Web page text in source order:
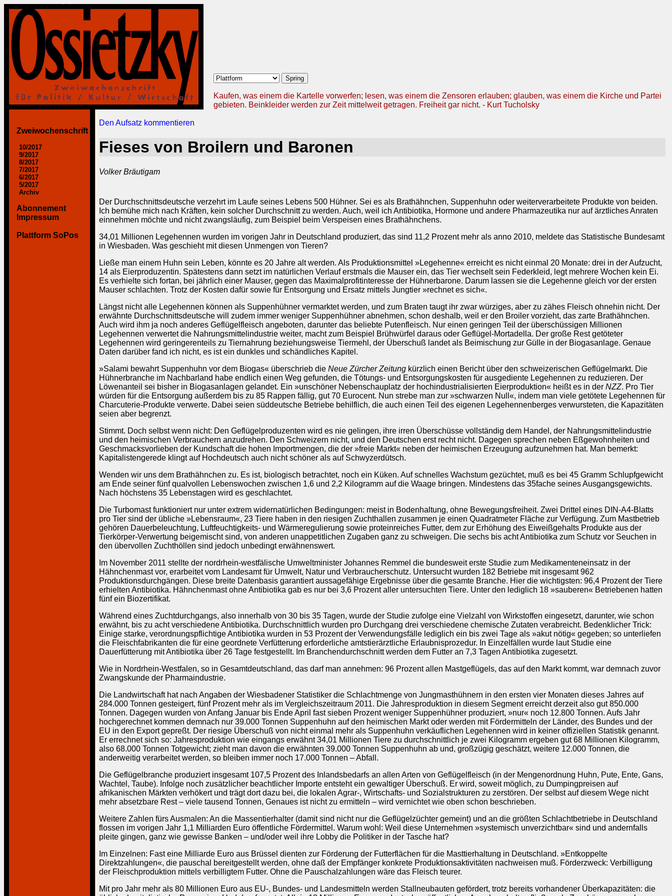
Kaufen, was einem die Kartelle vorwerfen; lesen, was einem die Zensoren erlauben; glauben, was einem die Kirche und Partei
gebieten. Beinkleider werden zur Zeit mittelweit getragen. Freiheit gar nicht. - Kurt Tucholsky
Zweiwochenschrift
10/2017
9/2017
8/2017
7/2017
6/2017
5/2017
Archiv
Abonnement
Impressum
Plattform SoPos
Den Aufsatz kommentieren
Fieses von Broilern und Baronen
Volker Bräutigam
Der Durchschnittsdeutsche verzehrt im Laufe seines Lebens 500 Hühner. Sei es als Brathähnchen, Suppenhuhn oder weiterverarbeitete Produkte von beiden.
Ich bemühe mich nach Kräften, kein solcher Durchschnitt zu werden. Auch, weil ich Antibiotika, Hormone und andere Pharmazeutika nur auf ärztliches Anraten
einnehmen möchte und nicht zwangsläufig, zum Beispiel beim Verspeisen eines Brathähnchens.
34,01 Millionen Legehennen wurden im vorigen Jahr in Deutschland produziert, das sind 11,2 Prozent mehr als anno 2010, meldete das Statistische Bundesamt
in Wiesbaden. Was geschieht mit diesen Unmengen von Tieren?
Ließe man einem Huhn sein Leben, könnte es 20 Jahre alt werden. Als Produktionsmittel »Legehenne« erreicht es nicht einmal 20 Monate: drei in der Aufzucht,
14 als Eierproduzentin. Spätestens dann setzt im natürlichen Verlauf erstmals die Mauser ein, das Tier wechselt sein Federkleid, legt mehrere Wochen kein Ei.
Es verhielte sich fortan, bei jährlich einer Mauser, gegen das Maximalprofitinteresse der Hühnerbarone. Darum lassen sie die Legehenne gleich vor der ersten
Mauser schlachten. Trotz der Kosten dafür sowie für Entsorgung und Ersatz mittels Jungtier »rechnet es sich«.
Längst nicht alle Legehennen können als Suppenhühner vermarktet werden, und zum Braten taugt ihr zwar würziges, aber zu zähes Fleisch ohnehin nicht. Der
erwähnte Durchschnittsdeutsche will zudem immer weniger Suppenhühner abnehmen, schon deshalb, weil er den Broiler vorzieht, das zarte Brathähnchen.
Auch wird ihm ja noch anderes Geflügelfleisch angeboten, darunter das beliebte Putenfleisch. Nur einen geringen Teil der überschüssigen Millionen
Legehennen verwertet die Nahrungsmittelindustrie weiter, macht zum Beispiel Brühwürfel daraus oder Geflügel-Mortadella. Der große Rest getöteter
Legehennen wird geringerenteils zu Tiernahrung beziehungsweise Tiermehl, der Überschuß landet als Beimischung zur Gülle in der Biogasanlage. Genaue
Daten darüber fand ich nicht, es ist ein dunkles und schändliches Kapitel.
»Salami bewahrt Suppenhuhn vor dem Biogas« überschrieb die Neue Zürcher Zeitung kürzlich einen Bericht über den schweizerischen Geflügelmarkt. Die
Hühnerbranche im Nachbarland habe endlich einen Weg gefunden, die Tötungs- und Entsorgungskosten für ausgediente Legehennen zu reduzieren. Der
Löwenanteil sei bisher in Biogasanlagen gelandet. Ein »unschöner Nebenschauplatz der hochindustrialisierten Eierproduktion« heißt es in der NZZ. Pro Tier
würden für die Entsorgung außerdem bis zu 85 Rappen fällig, gut 70 Eurocent. Nun strebe man zur »schwarzen Null«, indem man viele getötete Legehennen für
Charcuterie-Produkte verwerte. Dabei seien süddeutsche Betriebe behilflich, die auch einen Teil des eigenen Legehennenberges verwursteten, die Kapazitäten
seien aber begrenzt.
Stimmt. Doch selbst wenn nicht: Den Geflügelproduzenten wird es nie gelingen, ihre irren Überschüsse vollständig dem Handel, der Nahrungsmittelindustrie
und den heimischen Verbrauchern anzudrehen. Den Schweizern nicht, und den Deutschen erst recht nicht. Dagegen sprechen neben Eßgewohnheiten und
Geschmacksvorlieben der Kundschaft die hohen Importmengen, die der »freie Markt« neben der heimischen Erzeugung aufzunehmen hat. Man bemerkt:
Kapitalistengerede klingt auf Hochdeutsch auch nicht schöner als auf Schwyzerdütsch.
Wenden wir uns dem Brathähnchen zu. Es ist, biologisch betrachtet, noch ein Küken. Auf schnelles Wachstum gezüchtet, muß es bei 45 Gramm Schlupfgewicht
am Ende seiner fünf qualvollen Lebenswochen zwischen 1,6 und 2,2 Kilogramm auf die Waage bringen. Mindestens das 35fache seines Ausgangsgewichts.
Nach höchstens 35 Lebenstagen wird es geschlachtet.
Die Turbomast funktioniert nur unter extrem widernatürlichen Bedingungen: meist in Bodenhaltung, ohne Bewegungsfreiheit. Zwei Drittel eines DIN-A4-Blatts
pro Tier sind der übliche »Lebensraum«, 23 Tiere haben in den riesigen Zuchthallen zusammen je einen Quadratmeter Fläche zur Verfügung. Zum Mastbetrieb
gehören Dauerbeleuchtung, Luftfeuchtigkeits- und Wärmeregulierung sowie proteinreiches Futter, dem zur Erhöhung des Eiweißgehalts Produkte aus der
Tierkörper-Verwertung beigemischt sind, von anderen unappetitlichen Zugaben ganz zu schweigen. Die sechs bis acht Antibiotika zum Schutz vor Seuchen in
den übervollen Zuchthöllen sind jedoch unbedingt erwähnenswert.
Im November 2011 stellte der nordrhein-westfälische Umweltminister Johannes Remmel die bundesweit erste Studie zum Medikamenteneinsatz in der
Hähnchenmast vor, erarbeitet vom Landesamt für Umwelt, Natur und Verbraucherschutz. Untersucht wurden 182 Betriebe mit insgesamt 962
Produktionsdurchgängen. Diese breite Datenbasis garantiert aussagefähige Ergebnisse über die gesamte Branche. Hier die wichtigsten: 96,4 Prozent der Tiere
erhielten Antibiotika. Hähnchenmast ohne Antibiotika gab es nur bei 3,6 Prozent aller untersuchten Tiere. Unter den lediglich 18 »sauberen« Betriebenen hatten
fünf ein Biozertifikat.
Während eines Zuchtdurchgangs, also innerhalb von 30 bis 35 Tagen, wurde der Studie zufolge eine Vielzahl von Wirkstoffen eingesetzt, darunter, wie schon
erwähnt, bis zu acht verschiedene Antibiotika. Durchschnittlich wurden pro Durchgang drei verschiedene chemische Zutaten verabreicht. Bedenklicher Trick:
Einige starke, verordnungspflichtige Antibiotika wurden in 53 Prozent der Verwendungsfälle lediglich ein bis zwei Tage als »akut nötig« gegeben; so unterliefen
die Fleischfabrikanten die für eine geordnete Verfütterung erforderliche amtstierärztliche Erlaubnisprozedur. In Einzelfällen wurde laut Studie eine
Dauerfütterung mit Antibiotika über 26 Tage festgestellt. Im Branchendurchschnitt werden dem Futter an 7,3 Tagen Antibiotika zugesetzt.
Wie in Nordrhein-Westfalen, so in Gesamtdeutschland, das darf man annehmen: 96 Prozent allen Mastgeflügels, das auf den Markt kommt, war demnach zuvor
Zwangskunde der Pharmaindustrie.
Die Landwirtschaft hat nach Angaben der Wiesbadener Statistiker die Schlachtmenge von Jungmasthühnern in den ersten vier Monaten dieses Jahres auf
284.000 Tonnen gesteigert, fünf Prozent mehr als im Vergleichszeitraum 2011. Die Jahresproduktion in diesem Segment erreicht derzeit also gut 850.000
Tonnen. Dagegen wurden von Anfang Januar bis Ende April fast sieben Prozent weniger Suppenhühner produziert, »nur« noch 12.800 Tonnen. Aufs Jahr
hochgerechnet kommen demnach nur 39.000 Tonnen Suppenhuhn auf den heimischen Markt oder werden mit Fördermitteln der Länder, des Bundes und der
EU in den Export gepreßt. Der riesige Überschuß von nicht einmal mehr als Suppenhuhn verkäuflichen Legehennen wird in keiner offiziellen Statistik genannt.
Er errechnet sich so: Jahresproduktion wie eingangs erwähnt 34,01 Millionen Tiere zu durchschnittlich je zwei Kilogramm ergeben gut 68 Millionen Kilogramm,
also 68.000 Tonnen Totgewicht; zieht man davon die erwähnten 39.000 Tonnen Suppenhuhn ab und, großzügig geschätzt, weitere 12.000 Tonnen, die
anderweitig verarbeitet werden, so bleiben immer noch 17.000 Tonnen – Abfall.
Die Geflügelbranche produziert insgesamt 107,5 Prozent des Inlandsbedarfs an allen Arten von Geflügelfleisch (in der Mengenordnung Huhn, Pute, Ente, Gans,
Wachtel, Taube). Infolge noch zusätzlicher beachtlicher Importe entsteht ein gewaltiger Überschuß. Er wird, soweit möglich, zu Dumpingpreisen auf
afrikanischen Märkten verhökert und trägt dort dazu bei, die lokalen Agrar-, Wirtschafts- und Sozialstrukturen zu zerstören. Der selbst auf diesem Wege nicht
mehr absetzbare Rest – viele tausend Tonnen, Genaues ist nicht zu ermitteln – wird vernichtet wie oben schon beschrieben.
Weitere Zahlen fürs Ausmalen: An die Massentierhalter (damit sind nicht nur die Geflügelzüchter gemeint) und an die größten Schlachtbetriebe in Deutschland
flossen im vorigen Jahr 1,1 Milliarden Euro öffentliche Fördermittel. Warum wohl: Weil diese Unternehmen »systemisch unverzichtbar« sind und andernfalls
pleite gingen, ganz wie gewisse Banken – und/oder weil ihre Lobby die Politiker in der Tasche hat?
Im Einzelnen: Fast eine Milliarde Euro aus Brüssel dienten zur Förderung der Futterflächen für die Masttierhaltung in Deutschland. »Entkoppelte
Direktzahlungen«, die pauschal bereitgestellt werden, ohne daß der Empfänger konkrete Produktionsaktivitäten nachweisen muß. Förderzweck: Verbilligung
der Fleischproduktion mittels verbilligtem Futter. Ohne die Pauschalzahlungen wäre das Fleisch teurer.
Mit pro Jahr mehr als 80 Millionen Euro aus EU-, Bundes- und Landesmitteln werden Stallneubauten gefördert, trotz bereits vorhandener Überkapazitäten: die